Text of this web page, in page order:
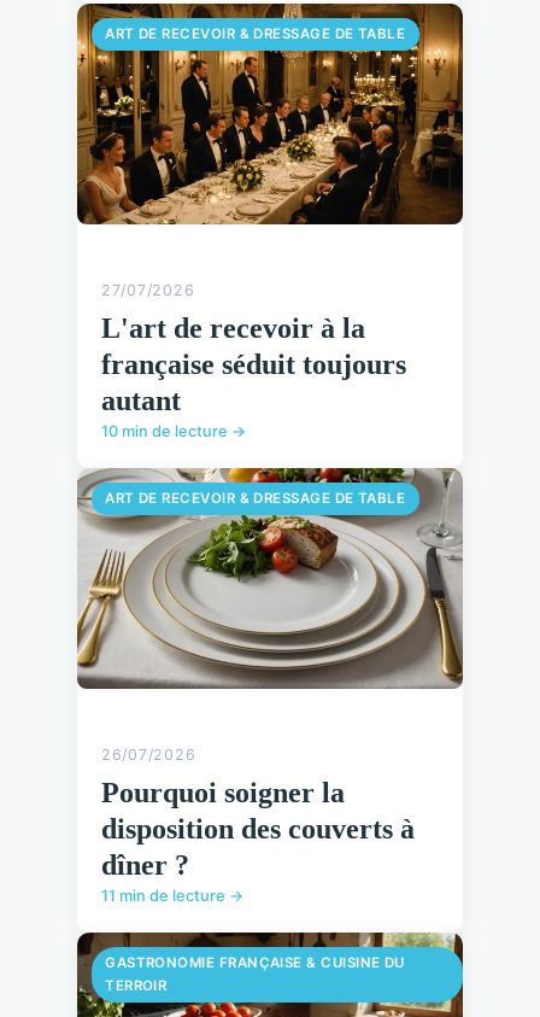
ART DE RECEVOIR & DRESSAGE DE TABLE
27/07/2026
L'art de recevoir à la
française séduit toujours
autant
10 min de lecture →
ART DE RECEVOIR & DRESSAGE DE TABLE
26/07/2026
Pourquoi soigner la
disposition des couverts à
dîner ?
11 min de lecture →
GASTRONOMIE FRANÇAISE & CUISINE DU
TERROIR